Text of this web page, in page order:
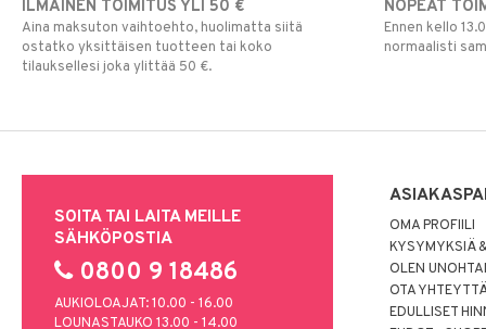
ILMAINEN TOIMITUS YLI 50 €
Aina maksuton vaihtoehto, huolimatta siitä
ostatko yksittäisen tuotteen tai koko
tilauksellesi joka ylittää 50 €.
NOPEAT
Ennen kello
normaalisti
SOITA TAI LAITA MEILLE
SÄHKÖPOSTIA
0800 9 18486
AUKIOLOAJAT: 10.00 - 16.00
LOUNASTAUKO 13.00 - 14.00
OMA PROFIILI
KYSYMYKSIÄ
OLEN
OTA
EDULLISET